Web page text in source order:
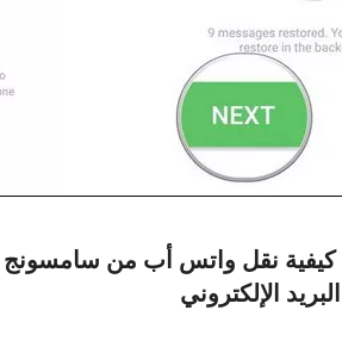
كيفية نقل واتس أب من سامسونج
الإلكتروني